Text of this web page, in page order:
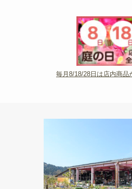
毎月8/18/28日は店内商品